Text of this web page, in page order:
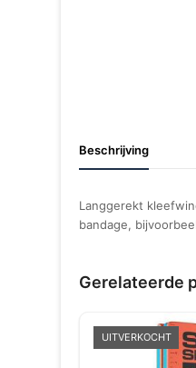
Beschrijving
Langgerekt
bandage,
Gerelateerde
UITVERKOCHT